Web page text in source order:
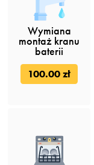
Wymiana
montaż kranu
baterii
100.00 zł